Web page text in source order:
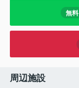
無料
周辺施設